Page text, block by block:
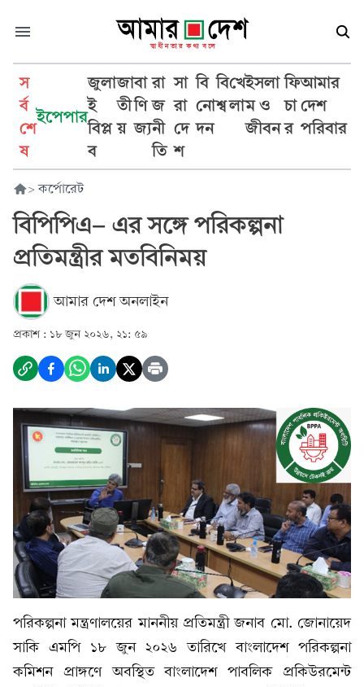
স
র্ব
শে
ষ
ইপেপার
জুলা
ই
বিপ্ল
ব
জা
তী
য়
বা
ণি
জ্য
রা
জ
নী
তি
সা
রা
দে
শ
বি
নো
দন
বি
শ্ব
খে
লা
ইসলা
ম ও
জীবন
ফি
চা
র
আমার
দেশ
পরিবার
> কর্পোরেট
বিপিপিএ- এর সঙ্গে পরিকল্পনা
প্রতিমন্ত্রীর মতবিনিময়
আমার দেশ অনলাইন
প্রকাশ : ১৮ জুন ২০২৬, ২১: ৫৯
পরিকল্পনা মন্ত্রণালয়ের মাননীয় প্রতিমন্ত্রী জনাব মো. জোনায়েদ
সাকি এমপি ১৮ জুন ২০২৬ তারিখে বাংলাদেশ পরিকল্পনা
কমিশন প্রাঙ্গণে অবস্থিত বাংলাদেশ পাবলিক প্রকিউরমেন্ট